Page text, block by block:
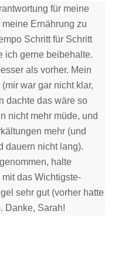
für meine
Ernährung zu
Schritt für Schritt
ich gerne beibehalte.
als vorher. Mein
war gar nicht klar,
dachte das wäre so
nicht mehr müde, und
mehr (und
dauern nicht lang).
halte
das Wichtigste-
sehr gut (vorher hatte
Danke, Sarah!